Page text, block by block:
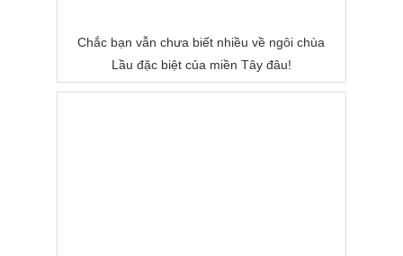
Chắc bạn vẫn chưa biết nhiều về ngôi chùa
Lầu đặc biệt của miền Tây đâu!